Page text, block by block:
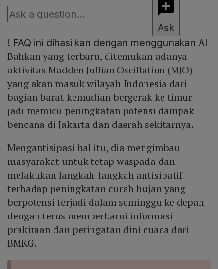
Ask
! FAQ ini dihasilkan dengan menggunakan AI
Bahkan yang terbaru, ditemukan adanya
aktivitas Madden Jullian Oscillation (MJO)
yang akan masuk wilayah Indonesia dari
bagian barat kemudian bergerak ke timur
jadi memicu peningkatan potensi dampak
bencana di Jakarta dan daerah sekitarnya.
Mengantisipasi hal itu, dia mengimbau
masyarakat untuk tetap waspada dan
melakukan langkah-langkah antisipatif
terhadap peningkatan curah hujan yang
berpotensi terjadi dalam seminggu ke depan
dengan terus memperbarui informasi
prakiraan dan peringatan dini cuaca dari
BMKG.